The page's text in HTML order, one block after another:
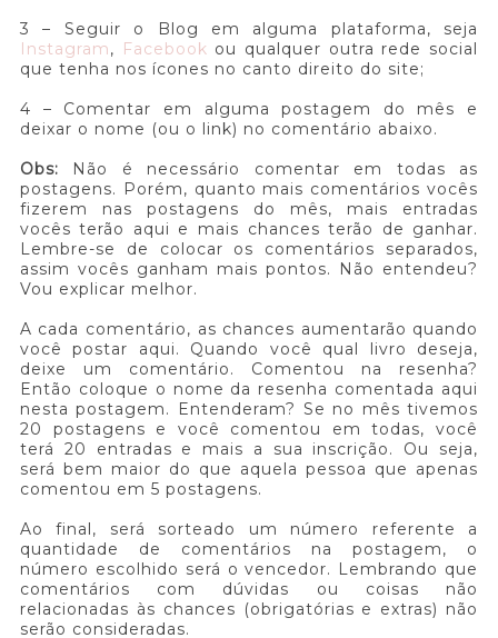
3 – Seguir o Blog em alguma plataforma, seja
Instagram, Facebook ou qualquer outra rede social
que tenha nos ícones no canto direito do site;
4 – Comentar em alguma postagem do mês e
deixar o nome (ou o link) no comentário abaixo.
Obs: Não é necessário comentar em todas as
postagens. Porém, quanto mais comentários vocês
fizerem nas postagens do mês, mais entradas
vocês terão aqui e mais chances terão de ganhar.
Lembre-se de colocar os comentários separados,
assim vocês ganham mais pontos. Não entendeu?
Vou explicar melhor.
A cada comentário, as chances aumentarão quando
você postar aqui. Quando você qual livro deseja,
deixe um comentário. Comentou na resenha?
Então coloque o nome da resenha comentada aqui
nesta postagem. Entenderam? Se no mês tivemos
20 postagens e você comentou em todas, você
terá 20 entradas e mais a sua inscrição. Ou seja,
será bem maior do que aquela pessoa que apenas
comentou em 5 postagens.
Ao final, será sorteado um número referente a
quantidade de comentários na postagem, o
número escolhido será o vencedor. Lembrando que
comentários com dúvidas ou coisas não
relacionadas às chances (obrigatórias e extras) não
serão consideradas.